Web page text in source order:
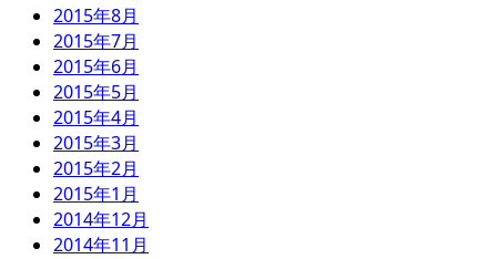
2015年8月
2015年7月
2015年6月
2015年5月
2015年4月
2015年3月
2015年2月
2015年1月
2014年12月
2014年11月